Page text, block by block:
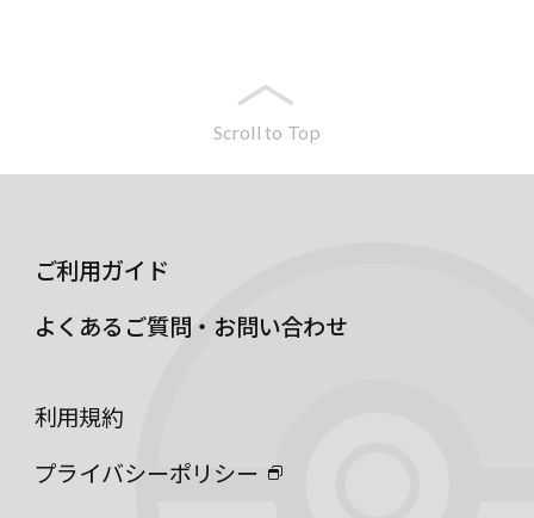
Scroll to Top
ご利用ガイド
よくあるご質問・お問い合わせ
利用規約
プライバシーポリシー